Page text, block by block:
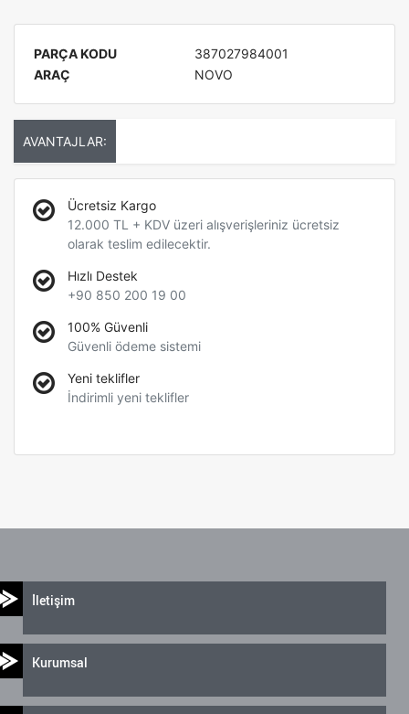
PARÇA KODU
387027984001
ARAÇ
NOVO
AVANTAJLAR:
Ücretsiz Kargo
12.000 TL + KDV üzeri alışverişleriniz ücretsiz
olarak teslim edilecektir.
Hızlı Destek
+90 850 200 19 00
100% Güvenli
Güvenli ödeme sistemi
Yeni teklifler
İndirimli yeni teklifler
İletişim
Kurumsal